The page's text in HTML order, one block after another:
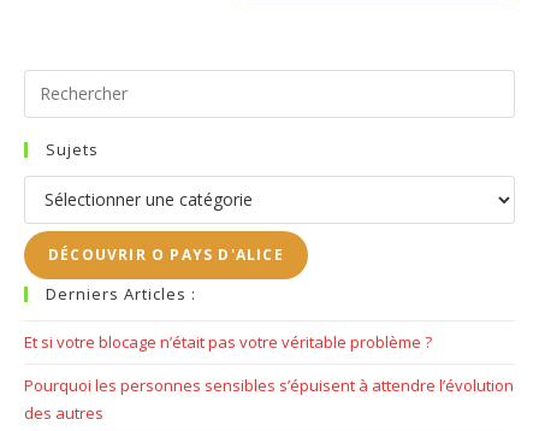
Sujets
Sujets
DÉCOUVRIR O PAYS D'ALICE
Derniers Articles :
Et si votre blocage n’était pas votre véritable problème ?
Pourquoi les personnes sensibles s’épuisent à attendre l’évolution
des autres